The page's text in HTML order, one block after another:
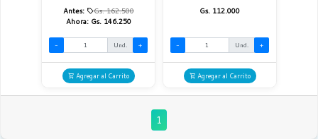
Antes:
Gs. 162.500
Ahora: Gs. 146.250
- Und. +
Agregar al Carrito
Gs. 112.000
- Und. +
Agregar al Carrito
1